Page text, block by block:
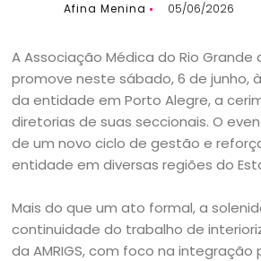
Afina Menina 05/06/2026
A Associação Médica do Rio Grande
promove neste sábado, 6 de junho,
da entidade em Porto Alegre, a
diretorias de suas seccionais. O
de um novo ciclo de gestão e
entidade em diversas regiões do
Mais do que um ato formal, a
continuidade do trabalho de
da AMRIGS, com foco na integração